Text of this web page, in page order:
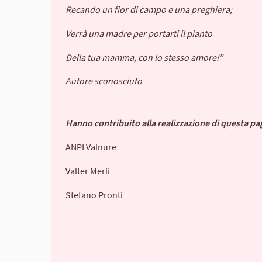
Recando un fior di campo e una preghiera;
Verrà una madre per portarti il pianto
Della tua mamma, con lo stesso amore!”
Autore sconosciuto
Hanno contribuito alla realizzazione di questa
ANPI Valnure
Valter Merli
Stefano Pronti